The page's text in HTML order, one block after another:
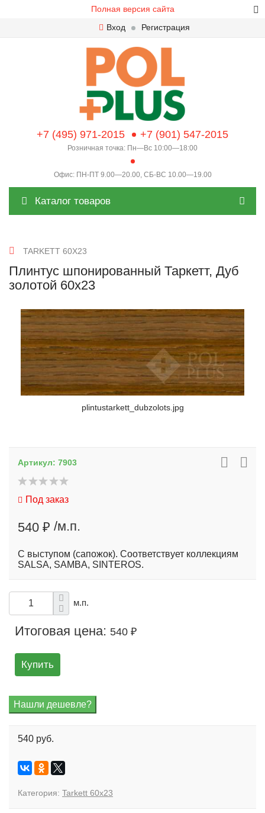
Полная версия сайта
Вход
Регистрация
+7 (495) 971-2015 +7 (901) 547-2015
Розничная точка: Пн—Вс 10:00—18:00
Офис: ПН-ПТ 9.00—20.00, СБ-ВС 10.00—19.00
Каталог товаров
TARKETT 60X23
Плинтус шпонированный Таркетт, Дуб
золотой 60x23
plintustarkett_dubzolots.jpg
Артикул: 7903
Под заказ
540 ₽ /м.п.
С выступом (сапожок). Соответствует коллекциям
SALSA, SAMBA, SINTEROS.
м.п.
Итоговая цена: 540 ₽
Купить
540 руб.
Категория: Tarkett 60x23